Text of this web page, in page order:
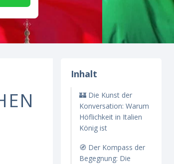
Inhalt
🏰 Die Kunst der
Konversation: Warum
Höflichkeit in Italien
König ist
🧭 Der Kompass der
Begegnung: Die